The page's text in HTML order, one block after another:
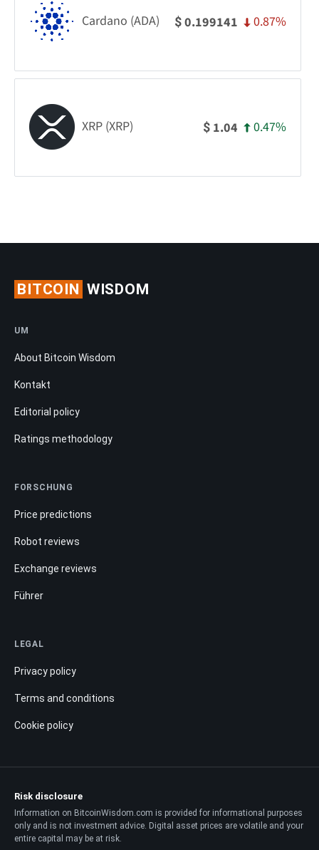
Cardano (ADA) $0.199141 0.87%
XRP (XRP) $ 1.04 0.47%
BITCOIN WISDOM
UM
About Bitcoin Wisdom
Kontakt
Editorial policy
Ratings methodology
FORSCHUNG
Price predictions
Robot reviews
Exchange reviews
Führer
LEGAL
Privacy policy
Terms and conditions
Cookie policy
Risk disclosure
Information on BitcoinWisdom.com is provided for informational purposes
only and is not investment advice. Digital asset prices are volatile and your
entire capital may be at risk.